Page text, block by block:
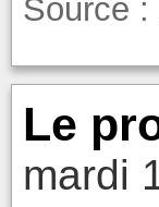
Source :
Le
mardi